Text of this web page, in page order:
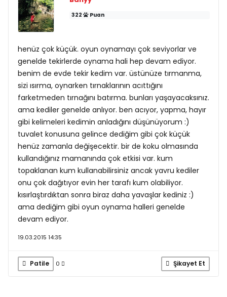
322 Puan
henüz çok küçük. oyun oynamayı çok seviyorlar ve
genelde tekirlerde oynama hali hep devam ediyor.
benim de evde tekir kedim var. üstünüze tırmanma,
sizi ısırma, oynarken tırnaklarının acıttığını
farketmeden tırnağını batırma. bunları yaşayacaksınız.
ama kediler genelde anlıyor. ben acıyor, yapma, hayır
gibi kelimeleri kedimin anladığını düşünüyorum :)
tuvalet konusuna gelince dediğim gibi çok küçük
henüz zamanla değişecektir. bir de koku olmasında
kullandığınız mamanında çok etkisi var. kum
topaklanan kum kullanabilirsiniz ancak yavru kediler
onu çok dağıtıyor evin her tarafı kum olabiliyor.
kısırlaştırdıktan sonra biraz daha yavaşlar kediniz :)
ama dediğim gibi oyun oynama halleri genelde
devam ediyor.
19.03.2015 14:35
Patile 0 Şikayet Et